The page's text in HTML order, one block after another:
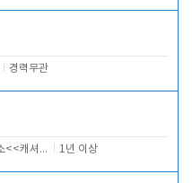
경력무관
베팅.,청소<<캐셔 모셔봅니다. 1년 이상